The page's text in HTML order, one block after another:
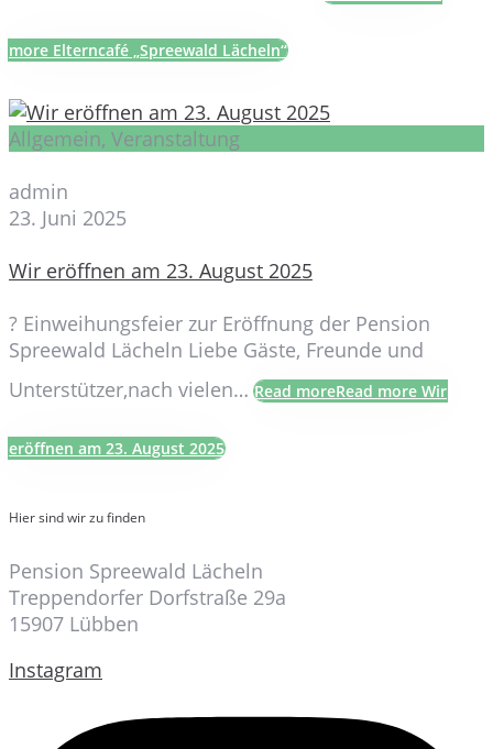
more Elterncafé „Spreewald Lächeln“
Allgemein, Veranstaltung
admin
23. Juni 2025
Wir eröffnen am 23. August 2025
? Einweihungsfeier zur Eröffnung der Pension
Spreewald Lächeln Liebe Gäste, Freunde und
Unterstützer,nach vielen…Read moreRead more Wir
eröffnen am 23. August 2025
Hier sind wir zu finden
Pension Spreewald Lächeln
Treppendorfer Dorfstraße 29a
15907 Lübben
Instagram